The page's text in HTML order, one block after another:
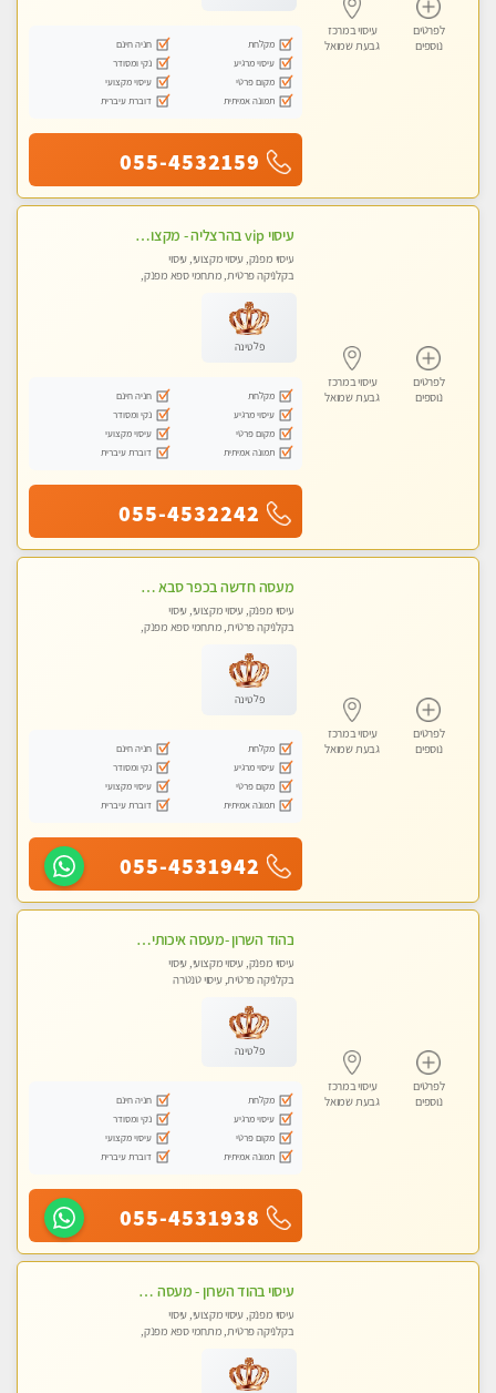
לפרטים
נוספים
עיסוי במרכז
גבעת שמואל
מקלחת
חניה חינם
עיסוי מרגיע
נקי ומסודר
מקום פרטי
עיסוי מקצועי
תמונה אמיתית
דוברת עיברית
055-4532159
לפרטים
נוספים
עיסוי במרכז
גבעת שמואל
עיסוי vip בהרצליה - מקצועי ומפנק ומקצועי ומיוחד
עיסוי מפנק, עיסוי מקצועי, עיסוי
בקלניקה פרטית, מתחמי ספא מפנק,
פלטינה
מקלחת
חניה חינם
עיסוי מרגיע
נקי ומסודר
מקום פרטי
עיסוי מקצועי
תמונה אמיתית
דוברת עיברית
055-4532242
לפרטים
נוספים
עיסוי במרכז
גבעת שמואל
מעסה חדשה בכפר סבא כל סוגי העיסויים מעסה מקצועית ואיכותית פרטי!!!מומלץ לחלוטין!! ללא מין !
עיסוי מפנק, עיסוי מקצועי, עיסוי
בקלניקה פרטית, מתחמי ספא מפנק,
פלטינה
מקלחת
חניה חינם
עיסוי מרגיע
נקי ומסודר
מקום פרטי
עיסוי מקצועי
תמונה אמיתית
דוברת עיברית
055-4531942
לפרטים
נוספים
עיסוי במרכז
גבעת שמואל
בהוד השרון -מעסה איכותית למאסז מקצועי ומפנק לכל שרירי הגוף
עיסוי מפנק, עיסוי מקצועי, עיסוי
בקלניקה פרטית, עיסוי טנטרה
פלטינה
מקלחת
חניה חינם
עיסוי מרגיע
נקי ומסודר
מקום פרטי
עיסוי מקצועי
תמונה אמיתית
דוברת עיברית
055-4531938
עיסוי בהוד השרון - מעסה חדשה ואיכותית לעיסוי מרגיע ומפנק VIP-מומלץ לחלוטין! פרטי! ​​​​​​ Highly recommended
עיסוי מפנק, עיסוי מקצועי, עיסוי
בקלניקה פרטית, מתחמי ספא מפנק,